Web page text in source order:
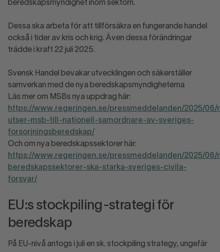
beredskapsmyndighet inom sektorn.
Dessa ska arbeta för att tillförsäkra en fungerande handel
också i tider av kris och krig. Även dessa förändringar
trädde i kraft 22 juli 2025.
Svensk Handel bevakar utvecklingen och säkerställer
samverkan med de nya beredskapsmyndigheterna
Läs mer om MSBs nya uppdrag här:
https://www.regeringen.se/pressmeddelanden/2025/
utser-msb-till-nationell-samordnare-av-sveriges-
forsorjningsberedskap/
Och om nya beredskapssektorer här:
https://www.regeringen.se/pressmeddelanden/2025/06/
beredskapssektorer-ska-starka-sveriges-civila-
forsvar/
EU:s stockpiling-strategi för
beredskap
På EU-nivå antogs i juli en sk. stockpiling strategy, ungefär